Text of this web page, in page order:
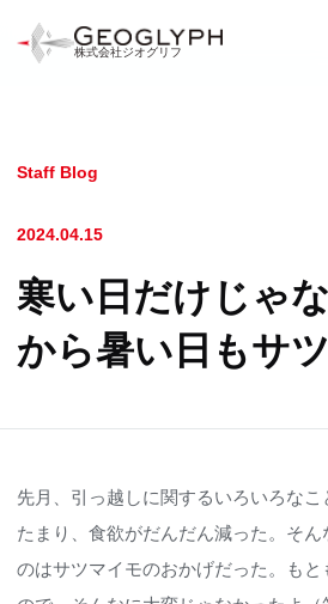
株式会社ジオグリフ
Staff Blog
2024.04.15
寒い日だけじゃ
から暑い日もサ
先月、引っ越しに関するいろいろな
たまり、食欲がだんだん減った。そ
のはサツマイモのおかげだった。も